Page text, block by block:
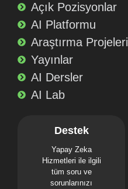
Açık Pozisyonlar
AI Platformu
Araştırma Projeleri
Yayınlar
AI Dersler
AI Lab
Destek
Yapay Zeka
Hizmetleri ile ilgili
tüm soru ve
sorunlarınızı